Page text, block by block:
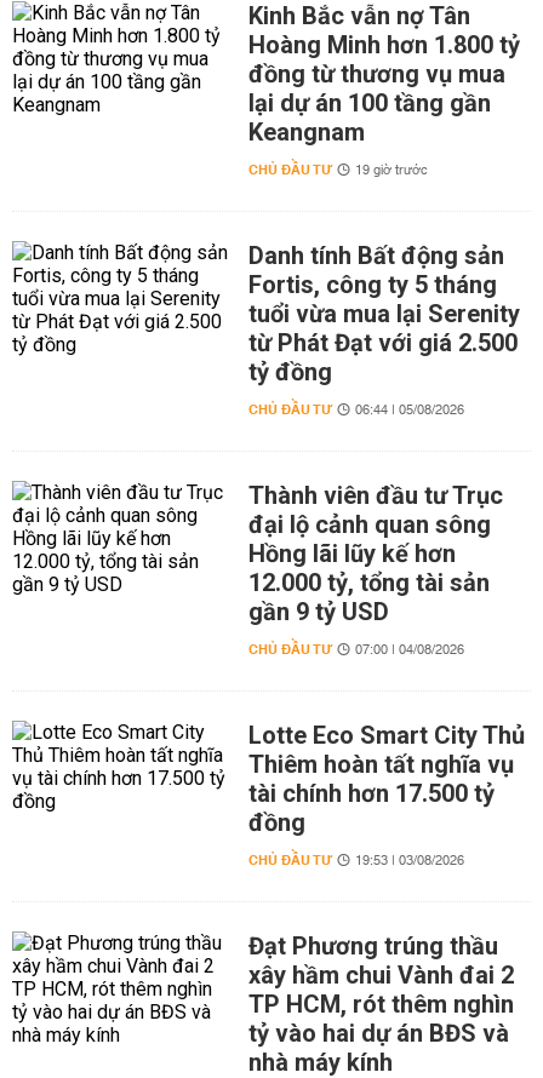
Kinh Bắc vẫn nợ Tân
Hoàng Minh hơn 1.800 tỷ
đồng từ thương vụ mua
lại dự án 100 tầng gần
Keangnam
CHỦ ĐẦU TƯ 19 giờ trước
Danh tính Bất động sản
Fortis, công ty 5 tháng
tuổi vừa mua lại Serenity
từ Phát Đạt với giá 2.500
tỷ đồng
CHỦ ĐẦU TƯ 06:44 | 05/08/2026
Thành viên đầu tư Trục
đại lộ cảnh quan sông
Hồng lãi lũy kế hơn
12.000 tỷ, tổng tài sản
gần 9 tỷ USD
CHỦ ĐẦU TƯ 07:00 | 04/08/2026
Lotte Eco Smart City Thủ
Thiêm hoàn tất nghĩa vụ
tài chính hơn 17.500 tỷ
đồng
CHỦ ĐẦU TƯ 19:53 | 03/08/2026
Đạt Phương trúng thầu
xây hầm chui Vành đai 2
TP HCM, rót thêm nghìn
tỷ vào hai dự án BĐS và
nhà máy kính